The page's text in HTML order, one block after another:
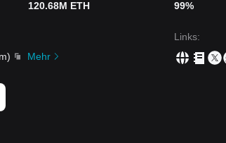
120.68M ETH
99%
) Mehr
Links: